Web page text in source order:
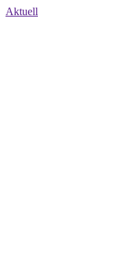
Aktuell